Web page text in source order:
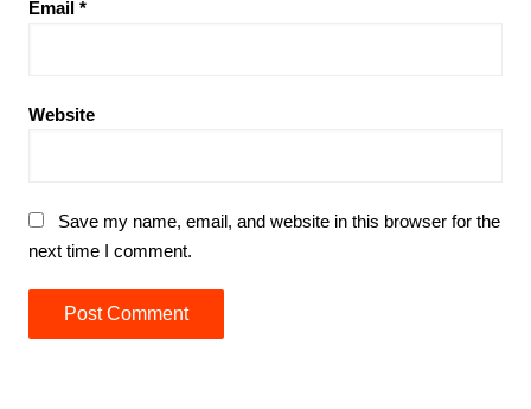
Email *
Website
Save my name, email, and website in this browser for the
next time I comment.